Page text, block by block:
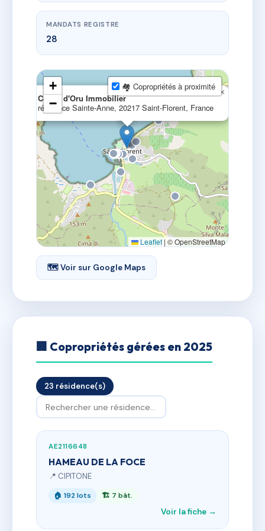
MANDATS REGISTRE
28
Conca d'Oru Immobilier
résidence Sainte-Anne, 20217 Saint-Florent, France
×
+
−
🏘 Copropriétés à proximité
Leaflet|© OpenStreetMap
🗺 Voir sur Google Maps
🏢 Copropriétés gérées en 2025
23 résidence(s)
AE2116648
HAMEAU DE LA FOCE
📍 CIPITONE
🏠 192 lots 🏗 7 bât.
Voir la fiche →